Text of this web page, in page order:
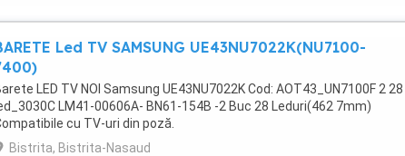
Led TV SAMSUNG UE43NU7022K(NU7100-
LED TV NOI Samsung UE43NU7022K Cod: AOT43_UN7100F 2 28
LM41-00606A- BN61-154B -2 Buc 28 Leduri(462 7mm)
cu TV-uri din poză.
Bistrita, Bistrita-Nasaud